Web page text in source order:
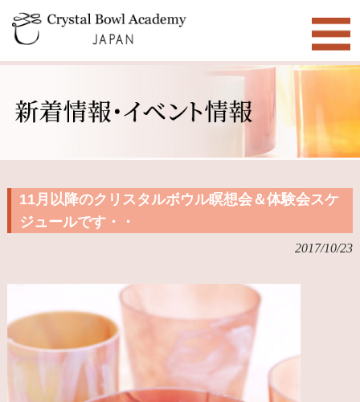
11月以降のクリスタルボウル瞑想会＆体験会スケ
ジュールです・・
2017/10/23